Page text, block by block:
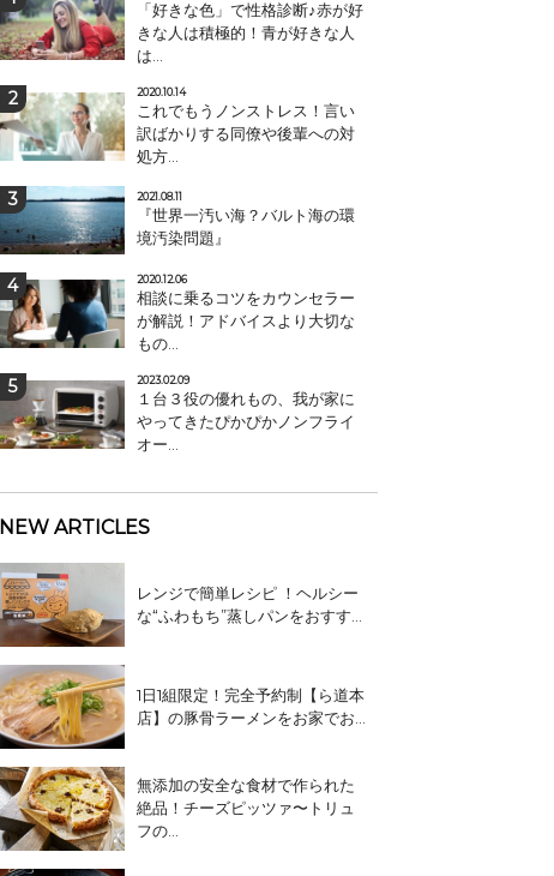
「好きな色」で性格診断♪赤が好
きな人は積極的！青が好きな人
は...
2020.10.14
これでもうノンストレス！言い
訳ばかりする同僚や後輩への対
処方...
2021.08.11
『世界一汚い海？バルト海の環
境汚染問題』
2020.12.06
相談に乗るコツをカウンセラー
が解説！アドバイスより大切な
もの...
2023.02.09
１台３役の優れもの、我が家に
やってきたぴかぴかノンフライ
オー...
NEW ARTICLES
レンジで簡単レシピ ！ヘルシー
な“ふわもち”蒸しパンをおすす...
1日1組限定！完全予約制【ら道本
店】の豚骨ラーメンをお家でお...
無添加の安全な食材で作られた
絶品！チーズピッツァ〜トリュ
フの...